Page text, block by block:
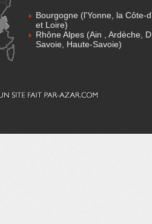
Bourgogne (l'Yonne, la Côte-
et Loire)
Rhône Alpes (Ain , Ardèche,
Savoie, Haute-Savoie)